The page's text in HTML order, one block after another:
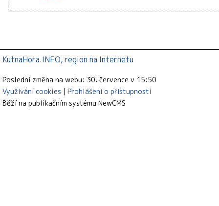
KutnaHora.INFO, region na Internetu
Poslední změna na webu: 30. července v 15:50
Využívání cookies
Prohlášení o přístupnosti
Běží na publikačním systému NewCMS